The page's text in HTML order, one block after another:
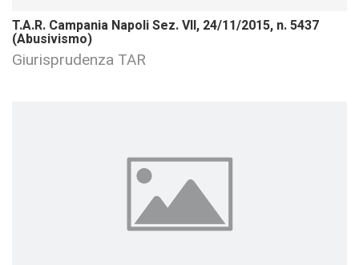
T.A.R. Campania Napoli Sez. VII, 24/11/2015, n. 5437
(Abusivismo)
Giurisprudenza TAR